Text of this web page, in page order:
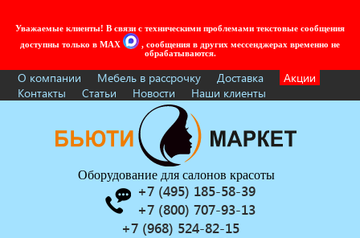
Уважаемые клиенты! В связи с техническими проблемами текстовые сообщения
доступны только в MAX
, сообщения в других мессенджерах временно не
обрабатываются.
О компании Мебель в рассрочку Доставка
Акции
Контакты
Статьи Новости Наши клиенты
Оборудование для салонов красоты
+7 (495) 185-58-39
+7 (800) 707-93-13
+7 (968) 524-82-15